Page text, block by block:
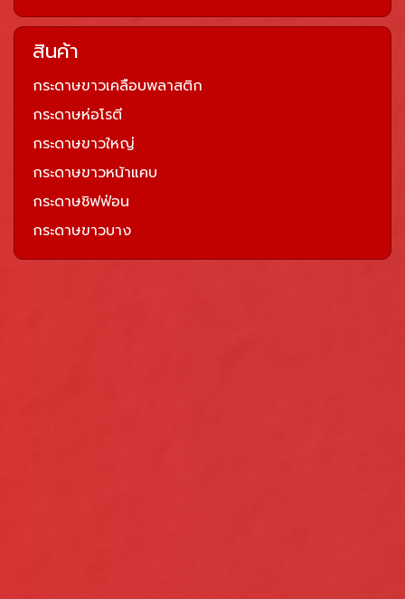
สินค้า
กระดาษขาวเคลือบพลาสติก
กระดาษห่อโรตี
กระดาษขาวใหญ่
กระดาษขาวหน้าแคบ
กระดาษชิฟฟ่อน
กระดาษขาวบาง